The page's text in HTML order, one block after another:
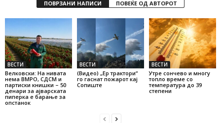
ПОВРЗАНИ НАПИСИ ПОВЕЌЕ ОД АВТОРОТ
ВЕСТИ
Велковски: На нивата
нема ВМРО, СДСМ и
партиски книшки – 50
денари за ајварската
пиперка е барање за
опстанок
ВЕСТИ
(Видео) „Ер трактори“
го гаснат пожарот кај
Сопиште
ВЕСТИ
Утре сончево и многу
топло време со
температура до 39
степени